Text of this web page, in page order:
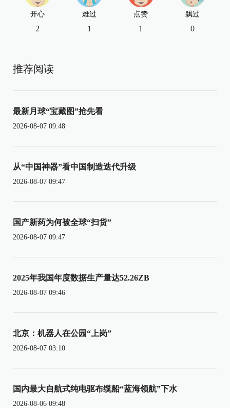
开心
2
难过
1
点赞
1
飘过
0
推荐阅读
最新月球“宝藏图”抢先看
2026-08-07 09:48
从“中国神器”看中国制造迭代升级
2026-08-07 09:47
国产新药为何被全球“扫货”
2026-08-07 09:47
2025年我国年度数据生产量达52.26ZB
2026-08-07 09:46
北京：机器人在公园“上岗”
2026-08-07 03:10
国内最大自航式纯电驱布缆船“蓝海领航”下水
2026-08-06 09:48